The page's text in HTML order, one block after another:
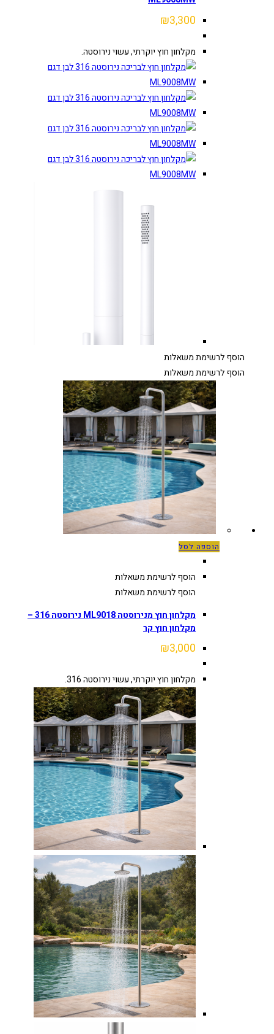
₪3,300
מקלחון חוץ יוקרתי, עשוי נירוסטה.
הוסף לרשימת משאלות
הוסף לרשימת משאלות
הוספה לסל
הוסף לרשימת משאלות
הוסף לרשימת משאלות
מקלחון חוץ מנירוסטה ML9018 נירוסטה 316 –
מקלחון חוץ קר
₪3,000
מקלחון חוץ יוקרתי, עשוי נירוסטה 316.